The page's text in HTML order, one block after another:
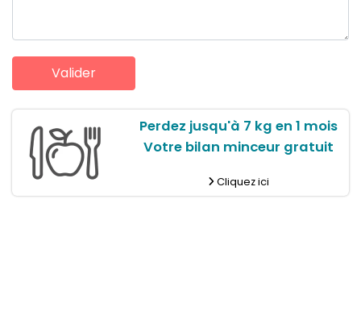
Perdez jusqu'à 7 kg en 1 mois
Votre bilan minceur gratuit
Cliquez ici